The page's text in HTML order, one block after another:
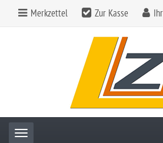
Merkzettel Zur Kasse
Toggle navigation